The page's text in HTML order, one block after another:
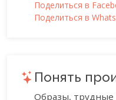
Поделиться в
Поделиться в
Понять
Образы, трудные